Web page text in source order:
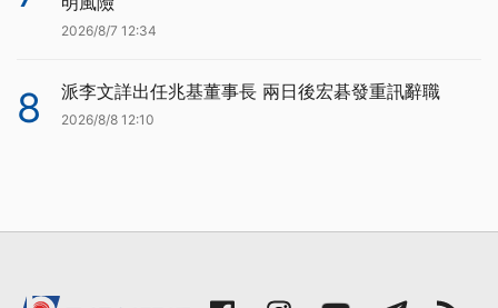
2026/8/7 12:34
8 派李文詳出任兆基董事長 兩日後宏碁發重訊辭職
2026/8/8 12:10